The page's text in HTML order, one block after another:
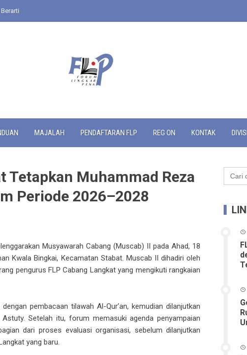
MAJALAH PENDAFTARAN FLP REG ON KONTAK DIVISI
Tetapkan Muhammad Reza
Periode 2026–2028
Musyawarah Cabang (Muscab) II pada Ahad, 18
Kwala Bingkai, Kecamatan Stabat. Muscab II dihadiri oleh
pengurus FLP Cabang Langkat yang mengikuti rangkaian
pembacaan tilawah Al-Qur’an, kemudian dilanjutkan
Setelah itu, forum memasuki agenda penyampaian
dari proses evaluasi organisasi, sebelum dilanjutkan
yang baru.
Search
for: